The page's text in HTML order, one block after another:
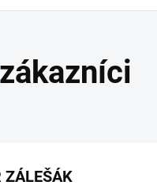
ZÁLEŠÁK